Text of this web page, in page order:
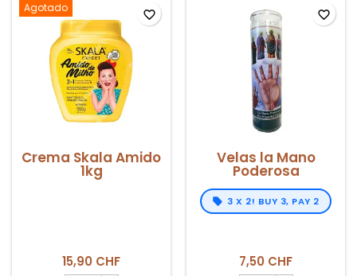
Agotado
Crema Skala Amido
1kg
15,90 CHF
favorite_border
Velas la Mano
Poderosa
3 X 2! BUY 3, PAY 2
7,50 CHF
favorite_border